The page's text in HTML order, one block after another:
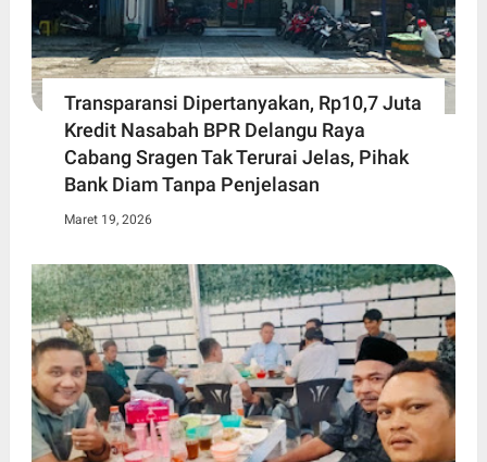
Transparansi Dipertanyakan, Rp10,7 Juta
Kredit Nasabah BPR Delangu Raya
Cabang Sragen Tak Terurai Jelas, Pihak
Bank Diam Tanpa Penjelasan
Maret 19, 2026